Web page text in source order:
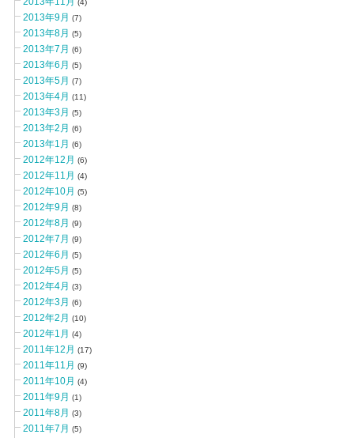
(4)
2013年9月 (7)
2013年8月 (5)
2013年7月 (6)
2013年6月 (5)
2013年5月 (7)
2013年4月 (11)
2013年3月 (5)
2013年2月 (6)
2013年1月 (6)
2012年12月 (6)
2012年11月 (4)
2012年10月 (5)
2012年9月 (8)
2012年8月 (9)
2012年7月 (9)
2012年6月 (5)
2012年5月 (5)
2012年4月 (3)
2012年3月 (6)
2012年2月 (10)
2012年1月 (4)
2011年12月 (17)
2011年11月 (9)
2011年10月 (4)
2011年9月 (1)
2011年8月 (3)
2011年7月 (5)